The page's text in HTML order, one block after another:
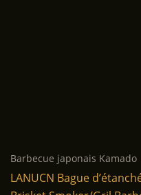
Barbecue japonais Kamado
LANUCN Bague